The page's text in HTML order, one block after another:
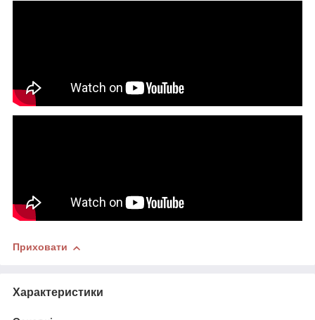
Приховати
Характеристики